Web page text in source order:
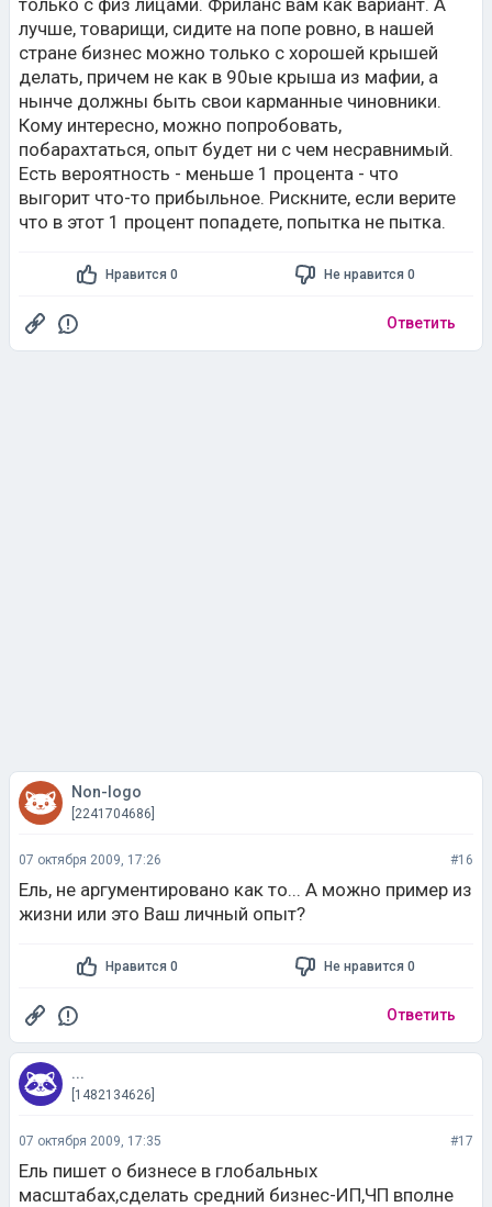
только с физ лицами. Фриланс вам как вариант. А
лучше, товарищи, сидите на попе ровно, в нашей
стране бизнес можно только с хорошей крышей
делать, причем не как в 90ые крыша из мафии, а
нынче должны быть свои карманные чиновники.
Кому интересно, можно попробовать,
побарахтаться, опыт будет ни с чем несравнимый.
Есть вероятность - меньше 1 процента - что
выгорит что-то прибыльное. Рискните, если верите
что в этот 1 процент попадете, попытка не пытка.
Нравится 0 Не нравится 0
Ответить
Non-logo
[2241704686]
07 октября 2009, 17:26 #16
Ель, не аргументировано как то... А можно пример из
жизни или это Ваш личный опыт?
Нравится 0 Не нравится 0
Ответить
...
[1482134626]
07 октября 2009, 17:35 #17
Ель пишет о бизнесе в глобальных
масштабах,сделать средний бизнес-ИП,ЧП вполне